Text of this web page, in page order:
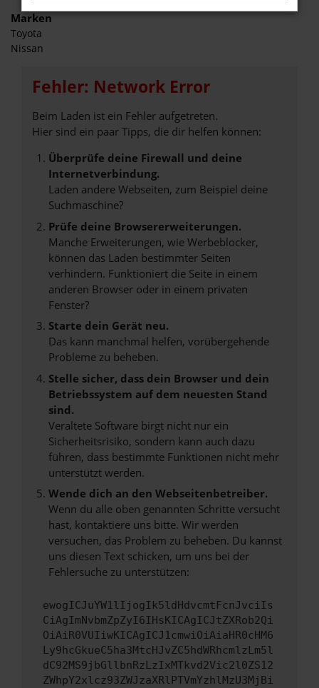
Marken
Toyota
Nissan
Fehler: Network Error
Beim Laden ist ein Fehler aufgetreten.
Hier sind ein paar Tipps, die dir helfen können:
Überprüfe deine Firewall und deine
Internetverbindung.
Laden andere Webseiten, zum Beispiel deine
Suchmaschine?
Prüfe deine Browsererweiterungen.
Manche Erweiterungen, wie Werbeblocker,
können das Laden bestimmter Seiten
verhindern. Funktioniert die Seite in einem
anderen Browser oder in einem privaten
Fenster?
Starte dein Gerät neu.
Das kann manchmal helfen, vorübergehende
Probleme zu beheben.
Stelle sicher, dass dein Browser und dein
Betriebssystem auf dem neuesten Stand
sind.
Veraltete Software birgt nicht nur ein
Sicherheitsrisiko, sondern kann auch dazu
führen, dass bestimmte Funktionen nicht mehr
unterstützt werden.
Wende dich an den Webseitenbetreiber.
Wenn du alle oben genannten Schritte versucht
hast, kontaktiere uns bitte. Wir werden
versuchen, das Problem zu beheben. Du kannst
uns diesen Text schicken, um uns bei der
Fehlersuche zu unterstützen:
ewogICJuYW1lIjogIk5ldHdvcmtFcnJvciIs
CiAgImNvbmZpZyI6IHsKICAgICJtZXRob2Qi
OiAiR0VUIiwKICAgICJ1cmwiOiAiaHR0cHM6
Ly9hcGkueC5ha3MtcHJvZC5hdWRhcmlzLm5l
dC92MS9jbGllbnRzLzIxMTkvd2Vic2l0ZS12
ZWhpY2xlcz93ZWJzaXRlPTVmYzhlMzU3MjBi